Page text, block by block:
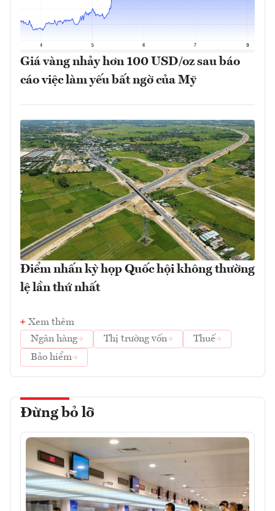
Giá vàng nhảy hơn 100 USD/oz sau báo
cáo việc làm yếu bất ngờ của Mỹ
Điểm nhấn kỳ họp Quốc hội không thường
lệ lần thứ nhất
Xem thêm
Ngân hàng
Thị trường vốn
Thuế
Bảo hiểm
Đừng bỏ lỡ